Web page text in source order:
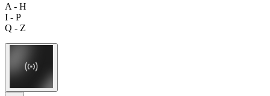
A - H
I - P
Q - Z